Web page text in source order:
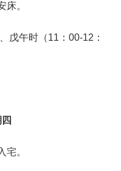
床。
戊午时（11：00-12：
宅。